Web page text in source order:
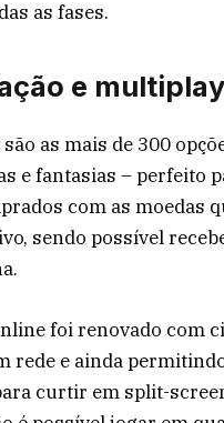
as fases.
e
as mais de 300
e fantasias – perfeito
com as moedas
sendo possível
foi renovado com
rede e ainda
curtir em split-